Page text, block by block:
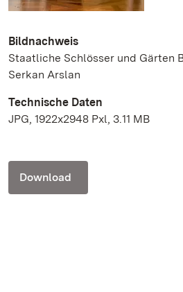
Bildnachweis
Staatliche Schlösser und Gärten
Serkan Arslan
Technische Daten
JPG, 1922x2948 Pxl, 3.11 MB
Download